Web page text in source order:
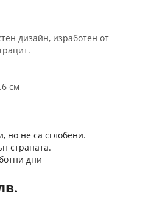
дизайн, изработен от
см
но не са сглобени.
страната.
дни